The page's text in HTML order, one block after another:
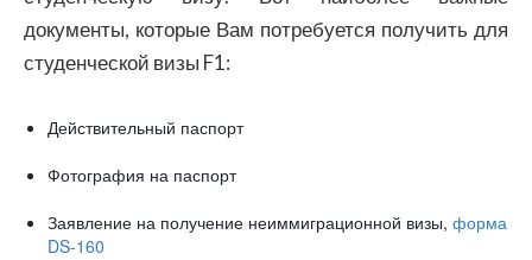
документы, которые Вам потребуется получить для
студенческой визы F1:
Действительный паспорт
Фотография на паспорт
Заявление на получение неиммиграционной визы, форма
DS-160